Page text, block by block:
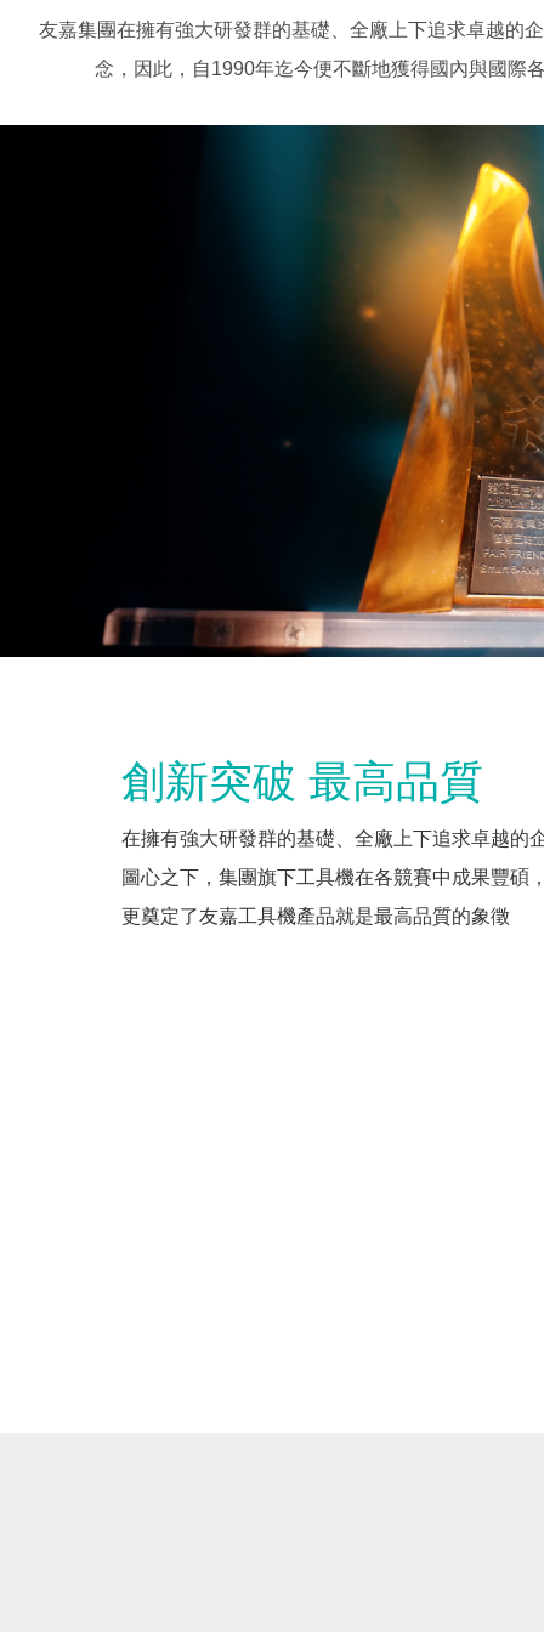
友嘉集團在擁有強大研發群的基礎、全廠上下追求卓越的
念，因此，自1990年迄今便不斷地獲得國內與國際
創新突破 最高品質
在擁有強大研發群的基礎、全廠上下追求卓越的
圖心之下，集團旗下工具機在各競賽中成果豐碩
更奠定了友嘉工具機產品就是最高品質的象徵